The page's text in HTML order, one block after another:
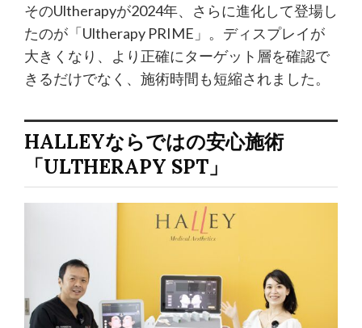
そのUltherapyが2024年、さらに進化して登場し
たのが「Ultherapy PRIME」。ディスプレイが
大きくなり、より正確にターゲット層を確認で
きるだけでなく、施術時間も短縮されました。
HALLEYならではの安心施術
「ULTHERAPY SPT」